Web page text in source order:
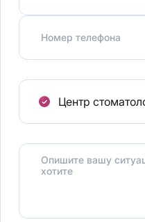
Номер телефона
Центр
Опишите вашу
хотите